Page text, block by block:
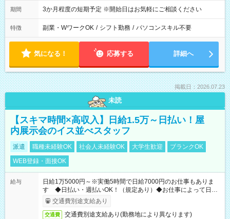
期間 3か月程度の短期予定 ※開始日はお気軽にご相談ください
特徴 副業・WワークOK / シフト勤務 / パソコンスキル不要
気になる！ 応募する 詳細へ
掲載日：2026.07.23
未読
【スキマ時間×高収入】日給1.5万～日払い！屋
内展示会のイス並べスタッフ
派遣 職種未経験OK 社会人未経験OK 大学生歓迎
ブランクOK
WEB登録・面接OK
給与
日給1万5000円～※実働5時間で日給7000円のお仕事もありま
す ◆日払い・週払いOK！（規定あり）◆お仕事によって日給
も異なります
交通費別途支給あり
交通費 交通費別途支給あり(勤務地により異なります)